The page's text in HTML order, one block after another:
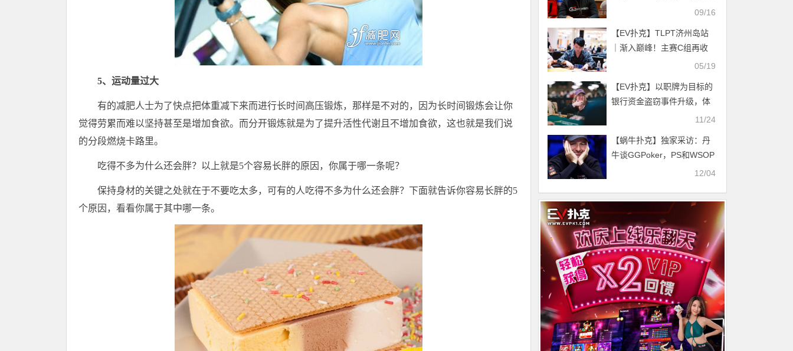
5、运动量过大
有的减肥人士为了快点把体重减下来而进行长时间高压锻炼，那样是不对的，因为长时间锻炼会让你
觉得劳累而难以坚持甚至是增加食欲。而分开锻炼就是为了提升活性代谢且不增加食欲，这也就是我们说
的分段燃烧卡路里。
吃得不多为什么还会胖？以上就是5个容易长胖的原因，你属于哪一条呢？
保持身材的关键之处就在于不要吃太多，可有的人吃得不多为什么还会胖？下面就告诉你容易长胖的5
个原因，看看你属于其中哪一条。
09/16
【EV扑克】TLPT济州岛站
｜渐入巅峰！主赛C组再收
174人次加入争斗！徐逸康
级！明日主赛最后晋级机会
等你上阵！
05/19
【EV扑克】以职牌为目标的
银行资金盗窃事件升级，体
11/24
【蜗牛扑克】独家采访：丹
牛谈GGPoker，PS和WSOP
12/04